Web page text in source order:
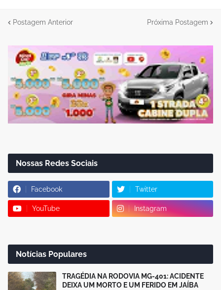
Postagem Anterior Próxima Postagem
Nossas Redes Sociais
Facebook Twitter
YouTube Instagram
Notícias Populares
TRAGÉDIA NA RODOVIA MG-401: ACIDENTE
DEIXA UM MORTO E UM FERIDO EM JAÍBA